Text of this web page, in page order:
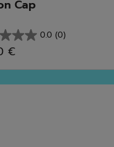
Cap
0.0 (0)
€